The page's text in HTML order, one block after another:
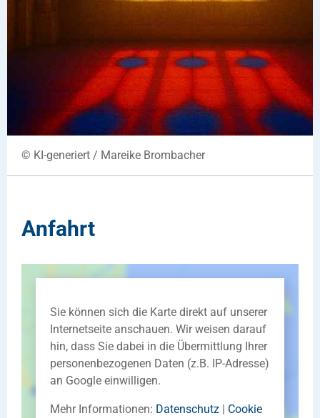
© KI-generiert / Mareike Brombacher
Anfahrt
Sie können sich die Karte direkt auf unserer
Internetseite anschauen. Wir weisen darauf
hin, dass Sie dabei in die Übermittlung Ihrer
personenbezogenen Daten (z.B. IP-Adresse)
an Google einwilligen.
Mehr Informationen: Datenschutz | Cookie